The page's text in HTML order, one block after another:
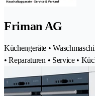
Friman AG
Küchengeräte •
• Reparaturen • Service •